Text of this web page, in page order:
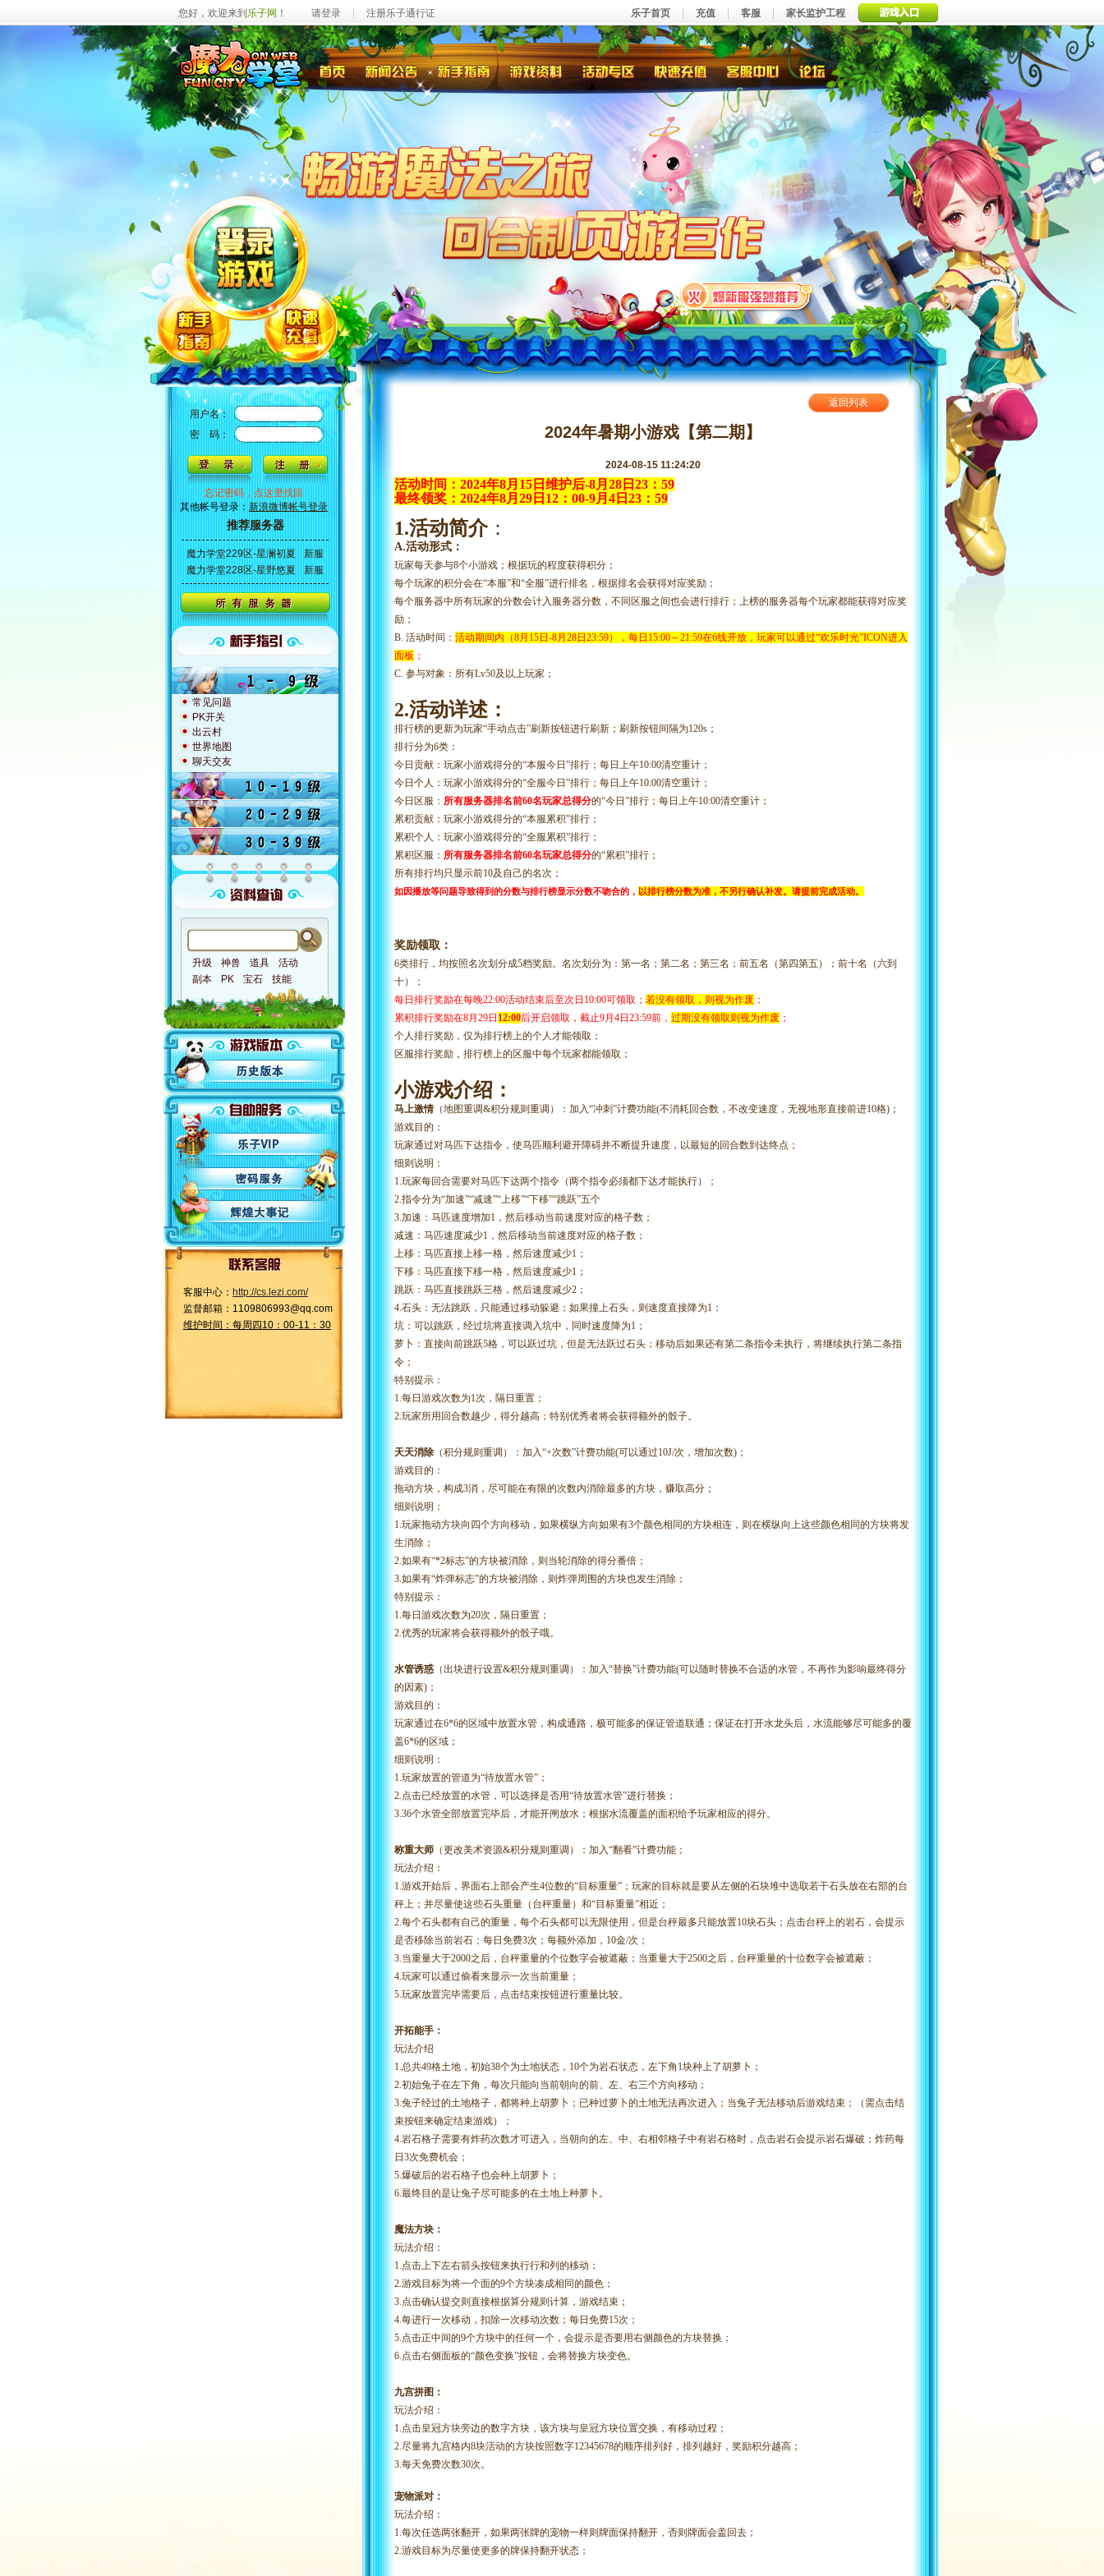
您好，欢迎来到 乐子网 ！ 请登录 注册乐子通行证 乐子首页 充值 客服 家长监护工程
返回列表
2024年暑期小游戏【第二期】
2024-08-15 11:24:20
活动时间： 2024年8月15日维护后-8月28日23：59
最终领奖： 2024年8月29日12：00-9月4日23：59
1.活动简介：
A.活动形式：
玩家每天参与8个小游戏；根据玩的程度获得积分；
每个玩家的积分会在“本服”和“全服”进行排名，根据排名会获得对应奖励；
每个服务器中所有玩家的分数会计入服务器分数，不同区服之间也会进行排行；上榜的服务器每个玩家都能获得对应奖
励；
B. 活动时间： 活动期间内（8月 15日 -8月 28日 23:59），每日15:00～21:59在6线开放，玩家可以通过“欢乐时光”ICON进入
面板 ；
C. 参与对象：所有Lv50及以上玩家；
2.活动详述：
排行榜的更新为玩家“手动点击”刷新按钮进行刷新；刷新按钮间隔为120s；
排行分为6类：
今日贡献：玩家小游戏得分的“本服今日”排行；每日上午10:00清空重计；
今日个人：玩家小游戏得分的“全服今日”排行；每日上午10:00清空重计；
今日区服： 所有服务器排名前60名玩家总得分的“今日”排行；每日上午10:00清空重计；
累积贡献：玩家小游戏得分的“本服累积”排行；
累积个人：玩家小游戏得分的“全服累积”排行；
累积区服： 所有服务器排名前60名玩家总得分的“累积”排行 ；
所有排行均只显示前10及自己的名次；
如因播放等问题导致得到的分数与排行榜显示分数不吻合的， 以排行榜分数为准，不另行确认补发。请提前完成活动。
奖励领取：
6类排行，均按照名次划分成5档奖励。名次划分为：第一名；第二名；第三名；前五名（第四第五）；前十名（六到
十）；
每日排行奖励在每晚22:00活动结束后至次日10:00可领取； 若没有领取，则视为作废 ；
累积排行奖励在8月 29日 12:00后开启领取，截止9月 4日23:59前， 过期没有领取则视为作废 ；
个人排行奖励，仅为排行榜上的个人才能领取；
区服排行奖励，排行榜上的区服中每个玩家都能领取；
小游戏介绍：
马上激情 （地图重调&积分规则重调）：加入“冲刺”计费功能(不消耗回合数，不改变速度，无视地形直接前进10格)；
游戏目的：
玩家通过对马匹下达指令，使马匹顺利避开障碍并不断提升速度，以最短的回合数到达终点；
细则说明：
1.玩家每回合需要对马匹下达两个指令（两个指令必须都下达才能执行）；
2.指令分为“加速”“减速”“上移”“下移”“跳跃”五个
3.加速：马匹速度增加1，然后移动当前速度对应的格子数；
减速：马匹速度减少1，然后移动当前速度对应的格子数；
上移：马匹直接上移一格，然后速度减少1；
下移：马匹直接下移一格，然后速度减少1；
跳跃：马匹直接跳跃三格，然后速度减少2；
4.石头：无法跳跃，只能通过移动躲避；如果撞上石头，则速度直接降为1；
坑：可以跳跃，经过坑将直接调入坑中，同时速度降为1；
萝卜：直接向前跳跃5格，可以跃过坑，但是无法跃过石头；移动后如果还有第二条指令未执行，将继续执行第二条指
令；
特别提示：
1.每日游戏次数为1次，隔日重置；
2.玩家所用回合数越少，得分越高；特别优秀者将会获得额外的骰子。
天天消除 （积分规则重调）：加入“+次数”计费功能(可以通过10J/次，增加次数)；
游戏目的：
拖动方块，构成3消，尽可能在有限的次数内消除最多的方块，赚取高分；
细则说明：
1.玩家拖动方块向四个方向移动，如果横纵方向如果有3个颜色相同的方块相连，则在横纵向上这些颜色相同的方块将发
生消除；
2.如果有“*2标志”的方块被消除，则当轮消除的得分番倍；
3.如果有“炸弹标志”的方块被消除，则炸弹周围的方块也发生消除；
特别提示：
1.每日游戏次数为20次，隔日重置；
2.优秀的玩家将会获得额外的骰子哦。
水管诱惑 （出块进行设置&积分规则重调）：加入“替换”计费功能(可以随时替换不合适的水管，不再作为影响最终得分
的因素)；
游戏目的：
玩家通过在6*6的区域中放置水管，构成通路，极可能多的保证管道联通；保证在打开水龙头后，水流能够尽可能多的覆
盖6*6的区域；
细则说明：
1.玩家放置的管道为“待放置水管”；
2.点击已经放置的水管，可以选择是否用“待放置水管”进行替换；
3.36个水管全部放置完毕后，才能开闸放水；根据水流覆盖的面积给予玩家相应的得分。
称重大师 （更改美术资源&积分规则重调）：加入“翻看”计费功能；
玩法介绍：
1.游戏开始后，界面右上部会产生4位数的“目标重量”；玩家的目标就是要从左侧的石块堆中选取若干石头放在右部的台
秤上；并尽量使这些石头重量（台秤重量）和“目标重量”相近；
2.每个石头都有自己的重量，每个石头都可以无限使用，但是台秤最多只能放置10块石头；点击台秤上的岩石，会提示
是否移除当前岩石；每日免费3次；每额外添加，10金/次；
3.当重量大于2000之后，台秤重量的个位数字会被遮蔽；当重量大于2500之后，台秤重量的十位数字会被遮蔽；
4.玩家可以通过偷看来显示一次当前重量；
5.玩家放置完毕需要后，点击结束按钮进行重量比较。
开拓能手：
玩法介绍
1.总共49格土地，初始38个为土地状态，10个为岩石状态，左下角1块种上了胡萝卜；
2.初始兔子在左下角，每次只能向当前朝向的前、左、右三个方向移动；
3.兔子经过的土地格子，都将种上胡萝卜；已种过萝卜的土地无法再次进入；当兔子无法移动后游戏结束；（需点击结
束按钮来确定结束游戏）；
4.岩石格子需要有炸药次数才可进入，当朝向的左、中、右相邻格子中有岩石格时，点击岩石会提示岩石爆破；炸药每
日3次免费机会；
5.爆破后的岩石格子也会种上胡萝卜；
6.最终目的是让兔子尽可能多的在土地上种萝卜。
魔法方块：
玩法介绍：
1.点击上下左右箭头按钮来执行行和列的移动；
2.游戏目标为将一个面的9个方块凑成相同的颜色；
3.点击确认提交则直接根据算分规则计算，游戏结束；
4.每进行一次移动，扣除一次移动次数；每日免费15次；
5.点击正中间的9个方块中的任何一个，会提示是否要用右侧颜色的方块替换；
6.点击右侧面板的“颜色变换”按钮，会将替换方块变色。
九宫拼图：
玩法介绍：
1.点击皇冠方块旁边的数字方块，该方块与皇冠方块位置交换，有移动过程；
2.尽量将九宫格内8块活动的方块按照数字12345678的顺序排列好，排列越好，奖励积分越高；
3.每天免费次数30次。
宠物派对：
玩法介绍：
1.每次任选两张翻开，如果两张牌的宠物一样则牌面保持翻开，否则牌面会盖回去；
2.游戏目标为尽量使更多的牌保持翻开状态；
用户名：
密 码：
忘记密码，点这里找回
其他帐号登录： 新浪微博帐号登录
推荐服务器
魔力学堂229区-星澜初夏
新服
魔力学堂228区-星野悠夏
新服
常见问题
PK开关
出云村
世界地图
聊天交友
升级 神兽 道具
活动
副本
PK 宝石 技能
客服中心： http://cs.lezi.com/
监督邮箱：1109806993@qq.com
维护时间：每周四10：00-11：30